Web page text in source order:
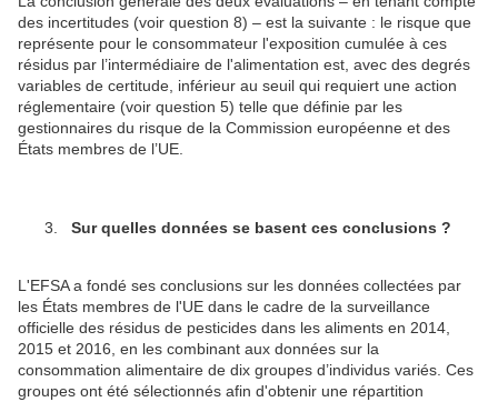
des incertitudes (voir question 8) – est la suivante : le risque que
représente pour le consommateur l'exposition cumulée à ces
résidus par l’intermédiaire de l'alimentation est, avec des degrés
variables de certitude, inférieur au seuil qui requiert une action
réglementaire (voir question 5) telle que définie par les
gestionnaires du risque de la Commission européenne et des
États membres de l’UE.
Sur quelles données se basent ces conclusions ?
L'EFSA a fondé ses conclusions sur les données collectées par
les États membres de l'UE dans le cadre de la surveillance
officielle des résidus de pesticides dans les aliments en 2014,
2015 et 2016, en les combinant aux données sur la
consommation alimentaire de dix groupes d’individus variés. Ces
groupes ont été sélectionnés afin d'obtenir une répartition